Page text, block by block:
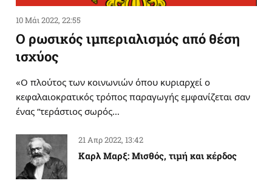
10 Μάι 2022, 22:55
Ο ρωσικός ιμπεριαλισμός από θέση
ισχύος
«Ο πλούτος των κοινωνιών όπου κυριαρχεί ο
κεφαλαιοκρατικός τρόπος παραγωγής εμφανίζεται σαν
ένας “τεράστιος σωρός…
21 Απρ 2022, 13:42
Καρλ Μαρξ: Μισθός, τιμή και κέρδος